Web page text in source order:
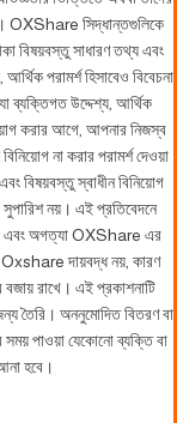
OXShare সিদ্ধান্তগুলিকে
বিষয়বস্তু সাধারণ তথ্য এবং
পরামর্শ হিসাবেও বিবেচনা
ব্যক্তিগত উদ্দেশ্য, আর্থিক
করার আগে, আপনার নিজস্ব
না করার পরামর্শ দেওয়া
বিষয়বস্তু স্বাধীন বিনিয়োগ
সুপারিশ নয়। এই প্রতিবেদনে
এবং অগত্যা OXShare এর
Oxshare দায়বদ্ধ নয়, কারণ
বজায় রাখে। এই প্রকাশনাটি
তৈরি। অননুমোদিত বিতরণ বা
সময় পাওয়া যেকোনো ব্যক্তি বা
হবে।